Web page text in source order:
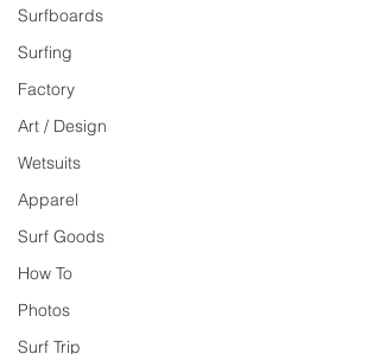
Surfboards
Surfing
Factory
Art / Design
Wetsuits
Apparel
Surf Goods
How To
Photos
Surf Trip